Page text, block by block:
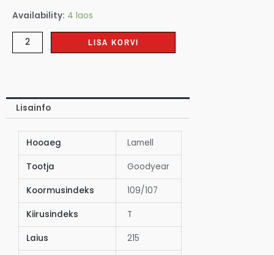
Availability: 4 laos
LISA KORVI
Lisainfo
Hooaeg Lamell
Tootja Goodyear
Koormusindeks 109/107
Kiirusindeks T
Laius 215